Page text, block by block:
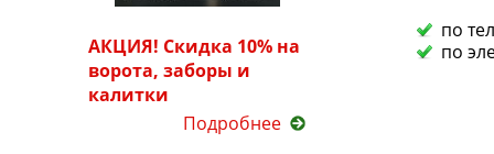
АКЦИЯ! Скидка 10% на
ворота, заборы и
калитки
Подробнее
по
по